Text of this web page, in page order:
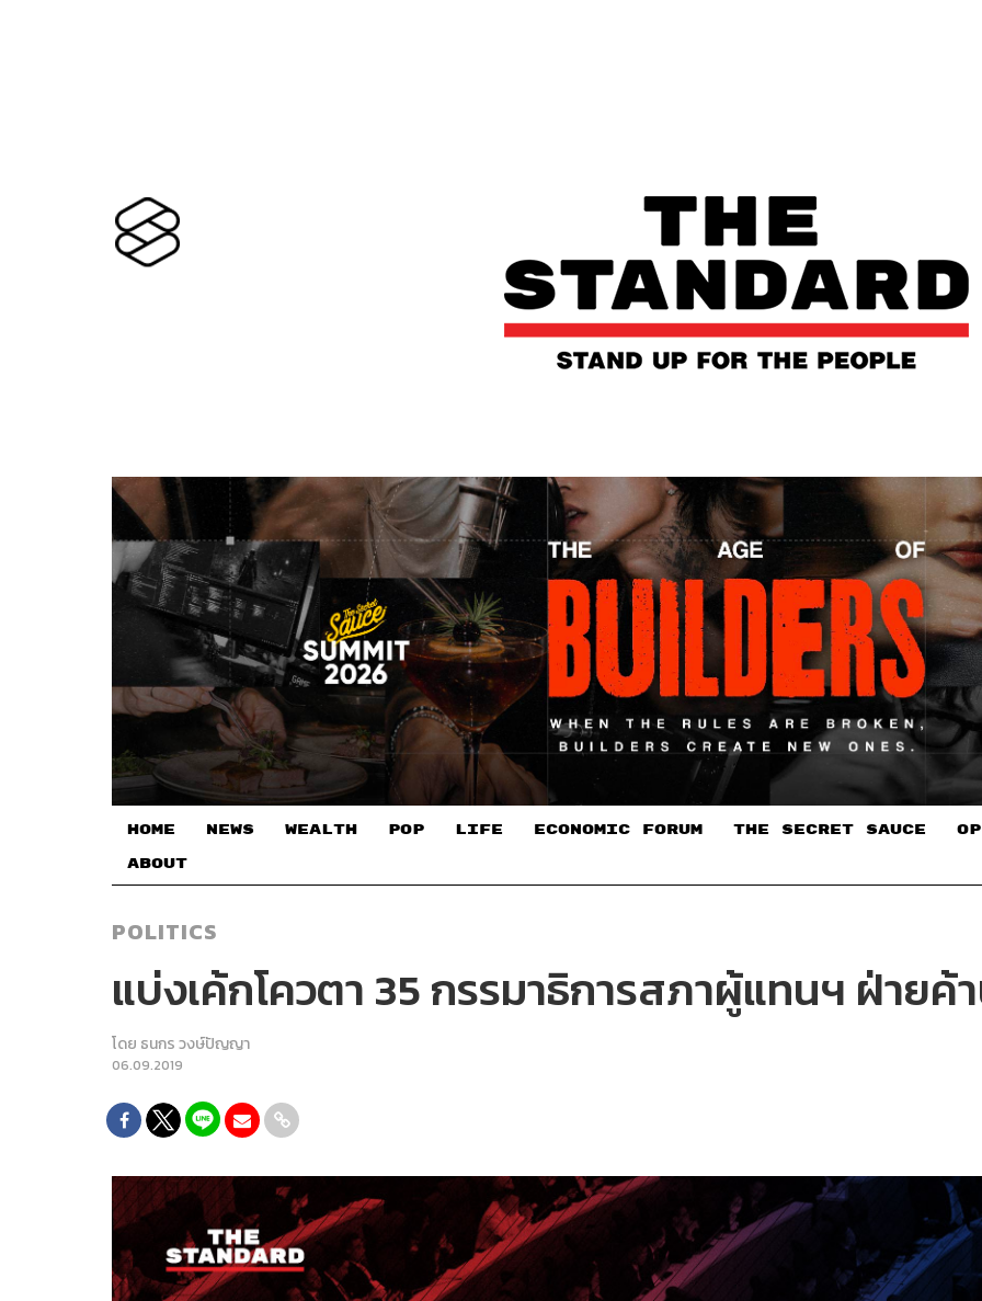
HOME NEWS WEALTH POP LIFE ECONOMIC FORUM THE SECRET SAUCE​
ABOUT
POLITICS
แบ่งเค้กโควตา 35 กรรมาธิการสภาผู้แทนฯ ฝ่ายค้
โดย ธนกร วงษ์ปัญญา
06.09.2019